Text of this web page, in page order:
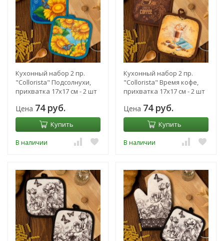
Кухонный набор 2 пр.
"Collorista" Подсолнухи,
прихватка 17х17 см - 2 шт
Цена 74 руб.
Купить
В наличии
Кухонный набор 2 пр.
"Collorista" Время кофе,
прихватка 17х17 см - 2 шт
Цена 74 руб.
Купить
В наличии